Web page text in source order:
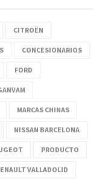
CITROËN
CONCESIONARIOS
FORD
MARCAS CHINAS
NISSAN BARCELONA
PRODUCTO
VALLADOLID